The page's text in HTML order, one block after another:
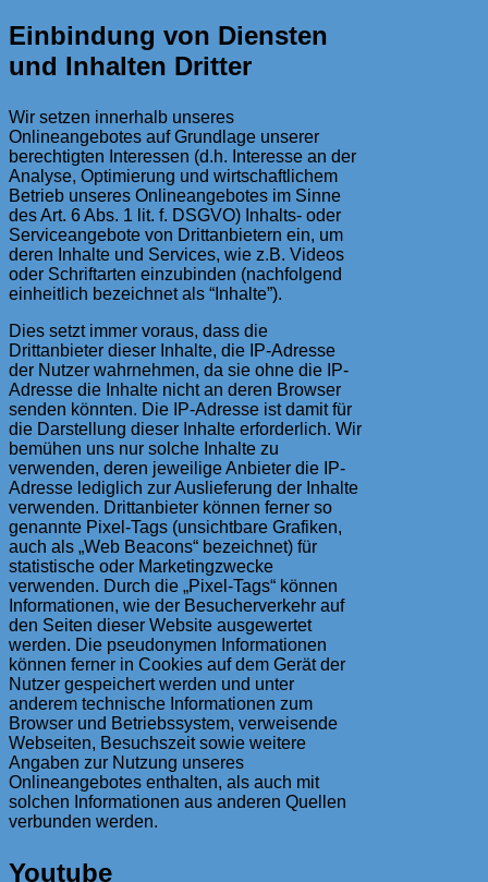
Einbindung von Diensten
und Inhalten Dritter
Wir setzen innerhalb unseres
Onlineangebotes auf Grundlage unserer
berechtigten Interessen (d.h. Interesse an der
Analyse, Optimierung und wirtschaftlichem
Betrieb unseres Onlineangebotes im Sinne
des Art. 6 Abs. 1 lit. f. DSGVO) Inhalts- oder
Serviceangebote von Drittanbietern ein, um
deren Inhalte und Services, wie z.B. Videos
oder Schriftarten einzubinden (nachfolgend
einheitlich bezeichnet als “Inhalte”).
Dies setzt immer voraus, dass die
Drittanbieter dieser Inhalte, die IP-Adresse
der Nutzer wahrnehmen, da sie ohne die IP-
Adresse die Inhalte nicht an deren Browser
senden könnten. Die IP-Adresse ist damit für
die Darstellung dieser Inhalte erforderlich. Wir
bemühen uns nur solche Inhalte zu
verwenden, deren jeweilige Anbieter die IP-
Adresse lediglich zur Auslieferung der Inhalte
verwenden. Drittanbieter können ferner so
genannte Pixel-Tags (unsichtbare Grafiken,
auch als „Web Beacons“ bezeichnet) für
statistische oder Marketingzwecke
verwenden. Durch die „Pixel-Tags“ können
Informationen, wie der Besucherverkehr auf
den Seiten dieser Website ausgewertet
werden. Die pseudonymen Informationen
können ferner in Cookies auf dem Gerät der
Nutzer gespeichert werden und unter
anderem technische Informationen zum
Browser und Betriebssystem, verweisende
Webseiten, Besuchszeit sowie weitere
Angaben zur Nutzung unseres
Onlineangebotes enthalten, als auch mit
solchen Informationen aus anderen Quellen
verbunden werden.
Youtube